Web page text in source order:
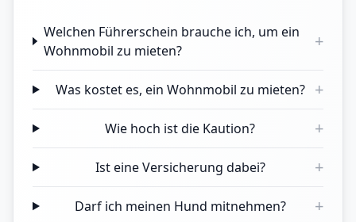
Welchen Führerschein brauche ich, um ein
Wohnmobil zu mieten?
+
Was kostet es, ein Wohnmobil zu mieten? +
Wie hoch ist die Kaution? +
Ist eine Versicherung dabei? +
Darf ich meinen Hund mitnehmen? +